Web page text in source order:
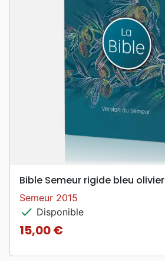
Bible Semeur rigide bleu olivier
Semeur 2015
check Disponible
Prix
15,00 €